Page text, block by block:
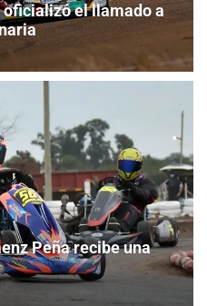
oficializó el llamado a
Peña recibe una